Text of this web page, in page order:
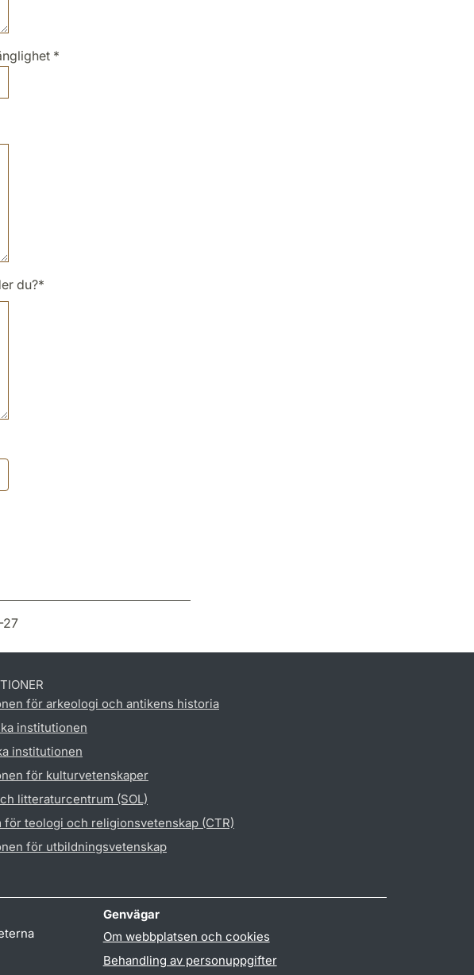
*
du?*
för arkeologi och antikens historia
institutionen
institutionen
för kulturvetenskaper
litteraturcentrum (SOL)
för teologi och religionsvetenskap (CTR)
för utbildningsvetenskap
Genvägar
Om webbplatsen och cookies
Behandling av personuppgifter